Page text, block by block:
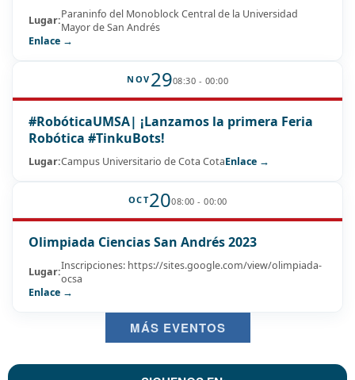
Lugar:Paraninfo del Monoblock Central de la Universidad
Mayor de San Andrés
Enlace →
NOV 2908:30 - 00:00
#RobóticaUMSA| ¡Lanzamos la primera Feria
Robótica #TinkuBots!
Lugar:Campus Universitario de Cota CotaEnlace →
OCT2008:00 - 00:00
Olimpiada Ciencias San Andrés 2023
Lugar:Inscripciones: https://sites.google.com/view/olimpiada-
ocsa
Enlace →
MÁS EVENTOS